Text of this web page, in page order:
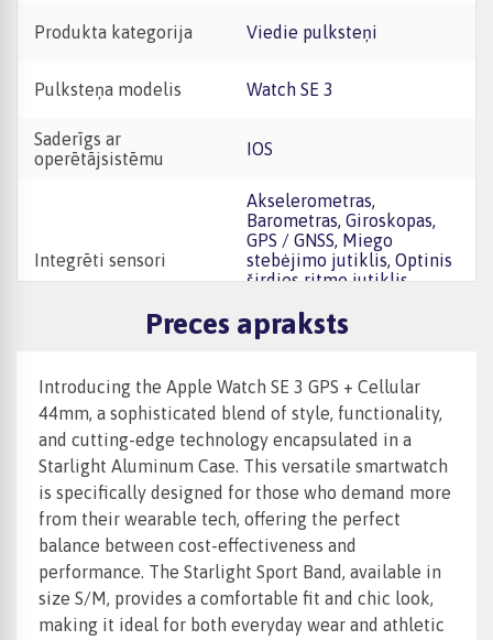
Produkta kategorija Viedie pulksteņi
Pulksteņa modelis Watch SE 3
Saderīgs ar
operētājsistēmu
iOS
Integrēti sensori
Akselerometras,
Barometras, Giroskopas,
GPS / GNSS, Miego
stebėjimo jutiklis, Optinis
širdies ritmo jutiklis
jutiklis
maksājumi)
Preces apraksts
Introducing the Apple Watch SE 3 GPS + Cellular
44mm, a sophisticated blend of style, functionality,
and cutting-edge technology encapsulated in a
Starlight Aluminum Case. This versatile smartwatch
is specifically designed for those who demand more
from their wearable tech, offering the perfect
balance between cost-effectiveness and
performance. The Starlight Sport Band, available in
size S/M, provides a comfortable fit and chic look,
making it ideal for both everyday wear and athletic